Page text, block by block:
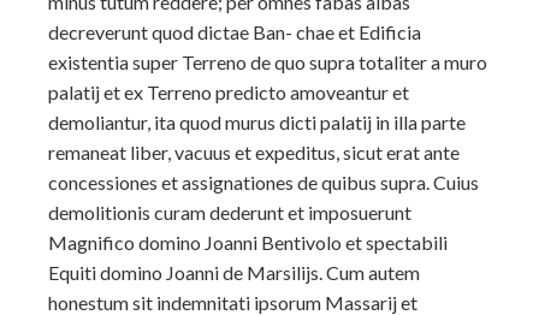
decreverunt quod dictae Ban- chae et Edificia
existentia super Terreno de quo supra totaliter a muro
palatij et ex Terreno predicto amoveantur et
demoliantur, ita quod murus dicti palatij in illa parte
remaneat liber, vacuus et expeditus, sicut erat ante
concessiones et assignationes de quibus supra. Cuius
demolitionis curamdederunt et imposuerunt
Magnifico domino Joanni Bentivolo et spectabili
Equiti domino Joanni de Marsilijs. Cum autem
honestum sit indemnitati ipsorum Massarij et